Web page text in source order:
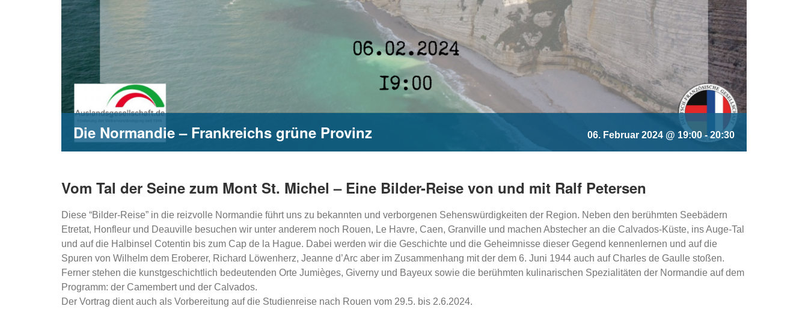
Die Normandie – Frankreichs grüne Provinz 06. Februar 2024 @ 19:00-20:30
Vom Tal der Seine zum Mont St. Michel – Eine Bilder-Reise von und mit Ralf Petersen
Diese “Bilder-Reise” in die reizvolle Normandie führt uns zu bekannten und verborgenen Sehenswürdigkeiten der Region. Neben den berühmten Seebädern
Etretat, Honfleur und Deauville besuchen wir unter anderem noch Rouen, Le Havre, Caen, Granville und machen Abstecher an die Calvados-Küste, ins Auge-Tal
und auf die Halbinsel Cotentin bis zum Cap de la Hague. Dabei werden wir die Geschichte und die Geheimnisse dieser Gegend kennenlernen und auf die
Spuren von Wilhelm dem Eroberer, Richard Löwenherz, Jeanne d’Arc aber im Zusammenhang mit der dem 6. Juni 1944 auch auf Charles de Gaulle stoßen.
Ferner stehen die kunstgeschichtlich bedeutenden Orte Jumièges, Giverny und Bayeux sowie die berühmten kulinarischen Spezialitäten der Normandie auf dem
Programm: der Camembert und der Calvados.
Der Vortrag dient auch als Vorbereitung auf die Studienreise nach Rouen vom 29.5. bis 2.6.2024.